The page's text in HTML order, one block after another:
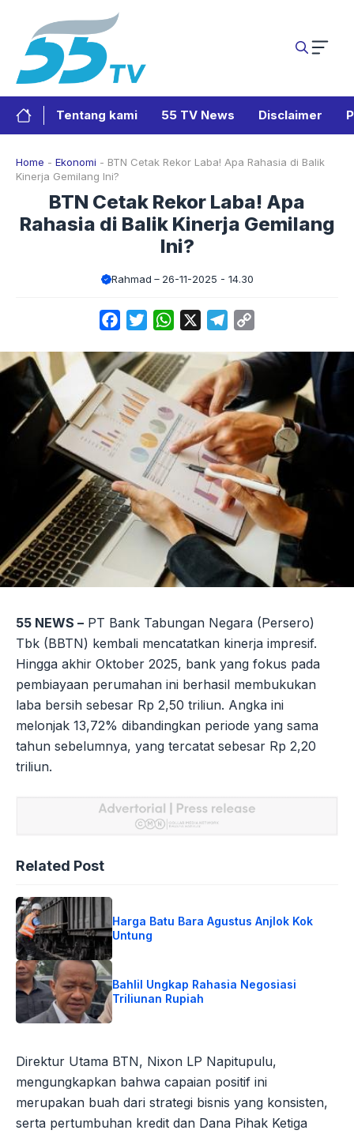
Tentang kami 55 TV News Disclaimer
Home - Ekonomi - BTN Cetak Rekor Laba! Apa Rahasia di Balik
Kinerja Gemilang Ini?
BTN Cetak Rekor Laba! Apa
Rahasia di Balik Kinerja Gemilang
Ini?
Rahmad 26-11-2025 - 14.30
FacebookTwitterWhatsApp Telegram
55 NEWS – PT Bank Tabungan Negara (Persero)
Tbk (BBTN) kembali mencatatkan kinerja impresif.
Hingga akhir Oktober 2025, bank yang fokus pada
pembiayaan perumahan ini berhasil membukukan
laba bersih sebesar Rp 2,50 triliun. Angka ini
melonjak 13,72% dibandingkan periode yang sama
tahun sebelumnya, yang tercatat sebesar Rp 2,20
triliun.
Related Post
Harga Batu Bara Agustus Anjlok Kok
Untung
Bahlil Ungkap Rahasia Negosiasi
Triliunan Rupiah
Direktur Utama BTN, Nixon LP Napitupulu,
mengungkapkan bahwa capaian positif ini
merupakan buah dari strategi bisnis yang konsisten,
serta pertumbuhan kredit dan Dana Pihak Ketiga